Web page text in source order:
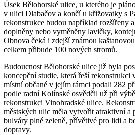
Úsek Bělohorské ulice, u kterého je
v ulici Dlabačov a končí u křižovatky s
rekonstrukce budou například rozšířeny
doplněny nebo vyměněny lavičky,
Obnova čeká i zdejší známou
celkem přibude 100 nových stromů.
Budoucnost Bělohorské ulice již byla
koncepční studie, která řeší rekonstrukci
místní občané v jejím rámci podali 282
podle radní Kolínské osvědčil už při
rekonstrukci Vinohradské ulice.
městských ulic měla vytvořit atraktivní a
bulváry plné zeleně, přívětivé pro lidi a
dopravy.